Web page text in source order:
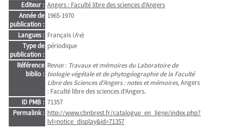
Editeur : Angers : Faculté libre des sciences d'Angers
Année de
publication :
1965-1970
Langues : Français (fre)
Type de
publication :
périodique
Référence
biblio :
Revue : Travaux et mémoires du Laboratoire de
biologie végétale et de phytogéographie de la Faculté
Libre des Sciences d'Angers : notes et mémoires, Angers
: Faculté libre des sciences d'Angers.
ID PMB : 71357
Permalink : http://www.cbnbrest.fr/catalogue_en_ligne/index.php?
lvl=notice_display&id=71357